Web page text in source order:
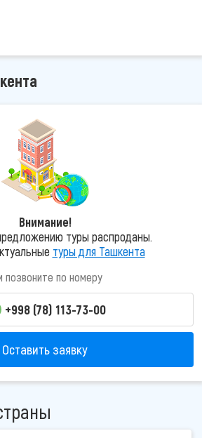
Внимание!
туры распроданы.
туры для Ташкента
позвоните по номеру
+998 (78) 113-73-00
Оставить заявку